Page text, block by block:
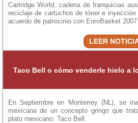
Cartridge World, cadena de franquicias
reciclaje de cartuchos de tóner e
acuerdo de patrocinio con EuroBasket 2007.
LEER
Taco Bell o cómo venderle hielo a
En Septiembre en Monterrey (NL), se
mexicana de un concepto gringo que
plato mexicano: Taco Bell.